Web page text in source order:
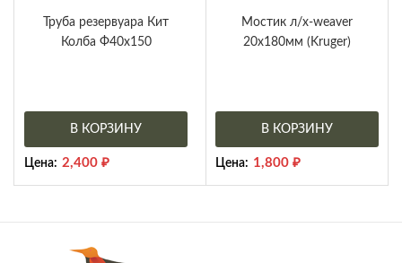
Труба резервуара Кит
Колба Ф40х150
В КОРЗИНУ
Цена: 2,400 ₽
Мостик л/х-weaver
20х180мм (Kruger)
В КОРЗИНУ
Цена: 1,800 ₽